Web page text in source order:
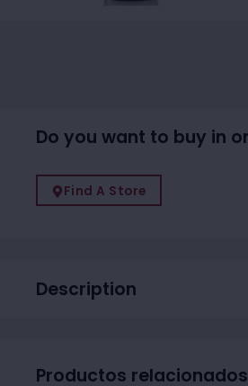
Do you want to buy in
Find A Store
Description
Productos relacionados